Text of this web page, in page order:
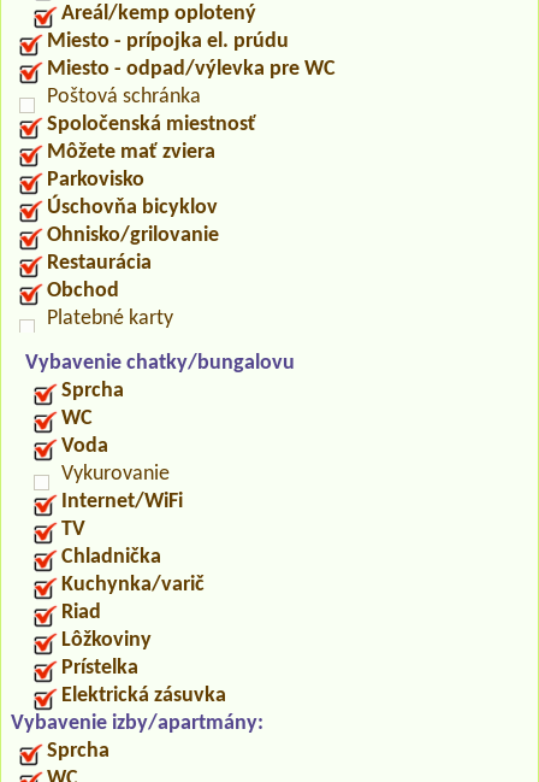
Areál/kemp oplotený
Miesto - prípojka el. prúdu
Miesto - odpad/výlevka pre WC
Poštová schránka
Spoločenská miestnosť
Môžete mať zviera
Parkovisko
Úschovňa bicyklov
Ohnisko/grilovanie
Restaurácia
Obchod
Platebné karty
Vybavenie chatky/bungalovu
Sprcha
WC
Voda
Vykurovanie
Internet/WiFi
TV
Chladnička
Kuchynka/varič
Riad
Lôžkoviny
Prístelka
Elektrická zásuvka
Vybavenie izby/apartmány:
Sprcha